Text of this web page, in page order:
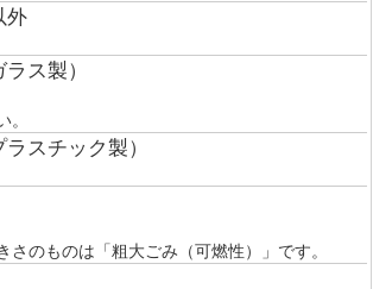
外
ス製）
。
スチック製）
さのものは「粗大ごみ（可燃性）」です。